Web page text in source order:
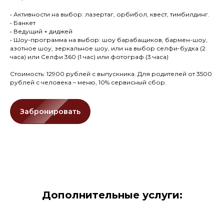
• Активности на выбор: лазертаг, орбибол, квест, тимбилдинг.
• Банкет
• Ведущий + диджей
• Шоу-программа на выбор: шоу барабащиков, бармен-шоу,
азотное шоу, зеркальное шоу, или на выбор селфи-будка (2
часа) или Селфи 360 (1 час) или фотограф (3 часа)
Стоимость: 12900 рублей с выпускника. Для родителей от 3500
рублей с человека – меню, 10% сервисный сбор.
Забронировать
Дополнительные услуги: